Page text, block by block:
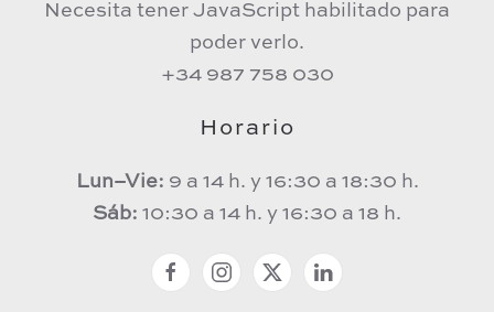
Necesita tener JavaScript habilitado para
poder verlo.
+34 987 758 030
Horario
Lun–Vie: 9 a 14 h. y 16:30 a 18:30 h.
Sáb: 10:30 a 14 h. y 16:30 a 18 h.